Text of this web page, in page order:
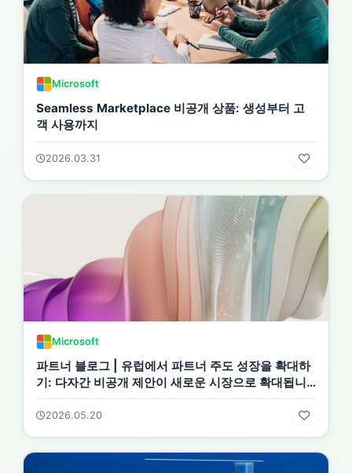
Microsoft
Seamless Marketplace 비공개 상품: 생성부터 고
객 사용까지
2026.03.31
Microsoft
파트너 블로그 | 유럽에서 파트너 주도 성장을 확대하
기: 다자간 비공개 제안이 새로운 시장으로 확대됩니
다
2026.05.20